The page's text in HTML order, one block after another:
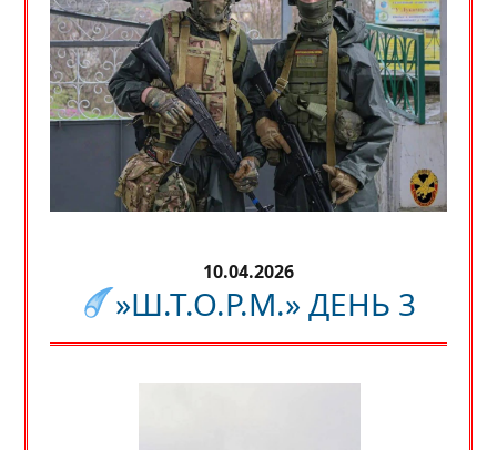
10.04.2026
»Ш.Т.О.Р.М.» ДЕНЬ 3